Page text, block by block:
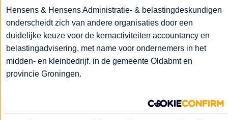
Hensens & Hensens Administratie- & belastingdeskundigen
onderscheidt zich van andere organisaties door een
duidelijke keuze voor de kernactiviteiten accountancy en
belastingadvisering, met name voor ondernemers in het
midden- en kleinbedrijf. in de gemeente Oldabmt en
provincie Groningen.
Door deze keuze behouden wij een overzichtelijke
organisatie waar elke cliënt uniek is en een individuele